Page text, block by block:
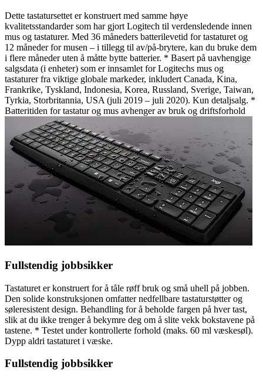
Dette tastatursettet er konstruert med samme høye
kvalitetsstandarder som har gjort Logitech til verdensledende innen
mus og tastaturer. Med 36 måneders batterilevetid for tastaturet og
12 måneder for musen – i tillegg til av/på-brytere, kan du bruke dem
i flere måneder uten å måtte bytte batterier. * Basert på uavhengige
salgsdata (i enheter) som er innsamlet for Logitechs mus og
tastaturer fra viktige globale markeder, inkludert Canada, Kina,
Frankrike, Tyskland, Indonesia, Korea, Russland, Sverige, Taiwan,
Tyrkia, Storbritannia, USA (juli 2019 – juli 2020). Kun detaljsalg. *
Batteritiden for tastatur og mus avhenger av bruk og driftsforhold
Fullstendig jobbsikker
Tastaturet er konstruert for å tåle røff bruk og små uhell på jobben.
Den solide konstruksjonen omfatter nedfellbare tastaturstøtter og
søleresistent design. Behandling for å beholde fargen på hver tast,
slik at du ikke trenger å bekymre deg om å slite vekk bokstavene på
tastene. * Testet under kontrollerte forhold (maks. 60 ml væskesøl).
Dypp aldri tastaturet i væske.
Fullstendig jobbsikker